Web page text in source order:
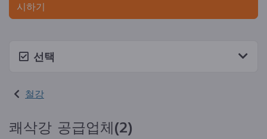
시하기
선택
철강
쾌삭강 공급업체(2)